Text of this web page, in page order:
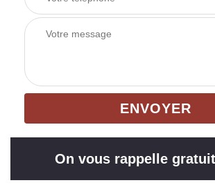
On vous rappelle